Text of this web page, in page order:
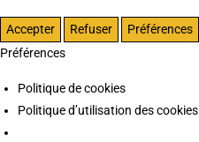
Accepter Refuser Préférences
Préférences
Politique de cookies
Politique d’utilisation des cookies